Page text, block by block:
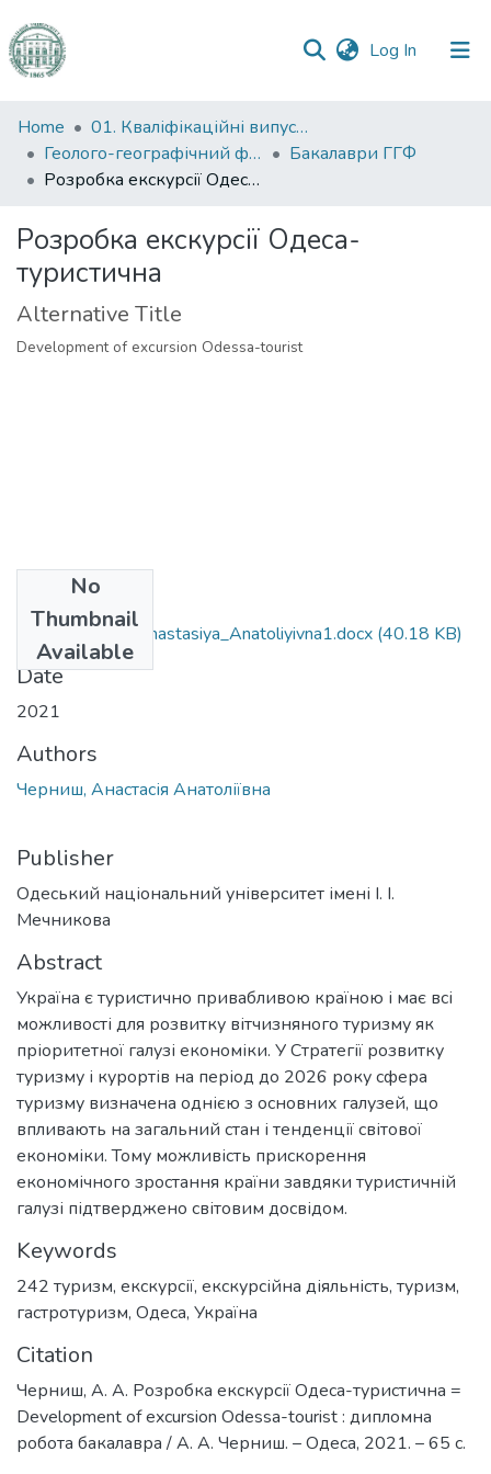
Log In (current)
Communities
&
Collections
Statistics
Home
01. Кваліфікаційні випускні роботи здобувачів вищої освіти
Геолого-географічний факультет
Бакалаври ГГФ
Розробка екскурсії Одеса-туристична
Розробка екскурсії Одеса-
туристична
Alternative Title
Development of excursion Odessa-tourist
No
Thumbnail
Available
242_Chernysh_Anastasiya_Anatoliyivna1.docx (40.18 KB)
Date
2021
Authors
Черниш, Анастасія Анатоліївна
Publisher
Одеський національний університет імені І. І.
Мечникова
Abstract
Україна є туристично привабливою країною і має всі
можливості для розвитку вітчизняного туризму як
пріоритетної галузі економіки. У Стратегії розвитку
туризму і курортів на період до 2026 року сфера
туризму визначена однією з основних галузей, що
впливають на загальний стан і тенденції світової
економіки. Тому можливість прискорення
економічного зростання країни завдяки туристичній
галузі підтверджено світовим досвідом.
Keywords
242 туризм, екскурсії, екскурсійна діяльність, туризм,
гастротуризм, Одеса, Україна
Citation
Черниш, А. А. Розробка екскурсії Одеса-туристична =
Development of excursion Odessa-tourist : дипломна
робота бакалавра / А. А. Черниш. – Одеса, 2021. – 65 с.